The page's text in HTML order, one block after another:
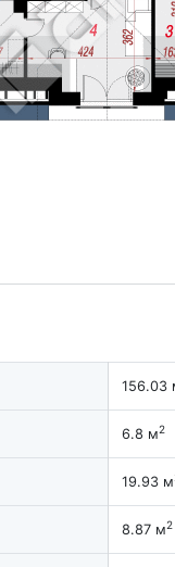
156.03
6.8 м2
19.93 м
8.87 м2